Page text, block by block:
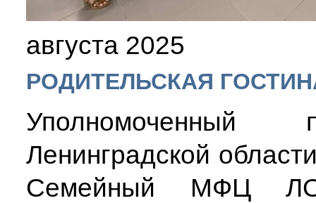
августа 2025
РОДИТЕЛЬСКАЯ
Ленинградской
Семейный МФЦ